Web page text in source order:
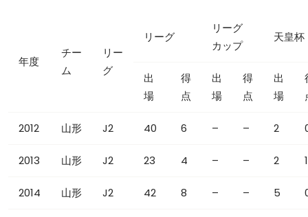
年度
チー
ム
リー
グ
リーグ
リーグ
カップ
天皇杯
出
場
得
点
出
場
得
点
出
場
2012 山形 J2 40 6 – – 2
2013 山形 J2 23 4 – – 2 1
2014 山形 J2 42 8 – – 5